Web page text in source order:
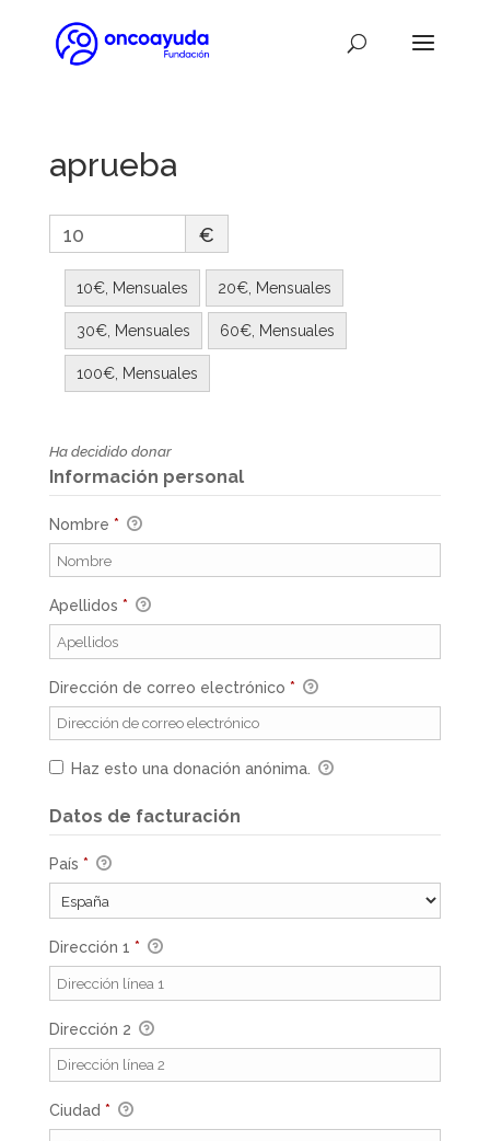
aprueba
10 €
10€, Mensuales 20€, Mensuales
30€, Mensuales 60€, Mensuales
100€, Mensuales
Ha decidido donar
Información personal
Nombre *
Apellidos *
Dirección de correo electrónico *
Haz esto una donación anónima.
Datos de facturación
País *
Dirección 1 *
Dirección 2
Ciudad *